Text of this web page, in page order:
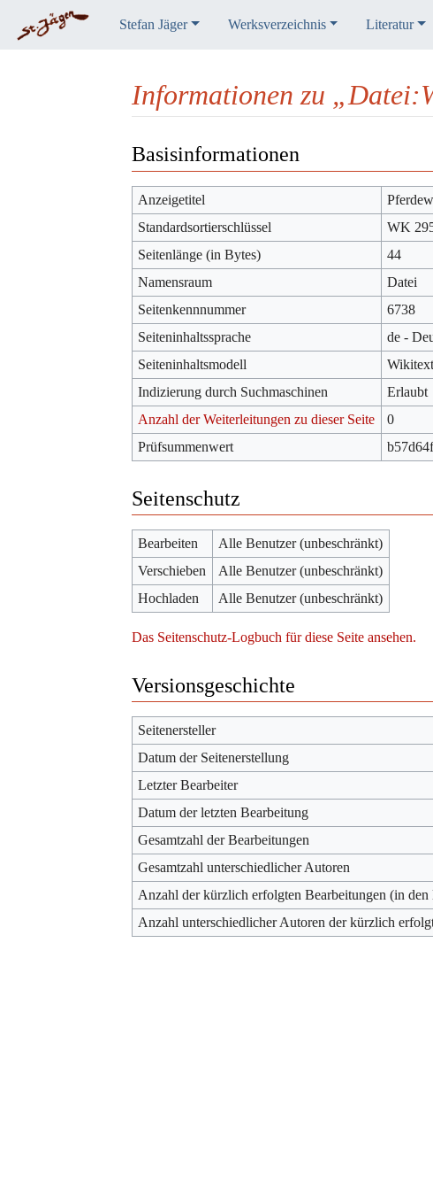
Stefan Jäger Werksverzeichnis Literatur
Informationen zu
Basisinformationen
Anzeigetitel
Standardsortierschlüssel
WK
Seitenlänge (in Bytes)
44
Namensraum
Datei
Seitenkennnummer
6738
Seiteninhaltssprache
de -
Seiteninhaltsmodell
Wikitext
Indizierung durch Suchmaschinen
Erlaubt
Anzahl der Weiterleitungen zu dieser Seite
0
Prüfsummenwert
Seitenschutz
Bearbeiten
Alle Benutzer (unbeschränkt)
Verschieben
Alle Benutzer (unbeschränkt)
Hochladen
Alle Benutzer (unbeschränkt)
Das Seitenschutz-Logbuch für diese Seite ansehen.
Versionsgeschichte
Seitenersteller
Datum der Seitenerstellung
Letzter Bearbeiter
Datum der letzten Bearbeitung
Gesamtzahl der Bearbeitungen
Gesamtzahl unterschiedlicher Autoren
Anzahl der kürzlich erfolgten Bearbeitungen (in den
Anzahl unterschiedlicher Autoren der kürzlich